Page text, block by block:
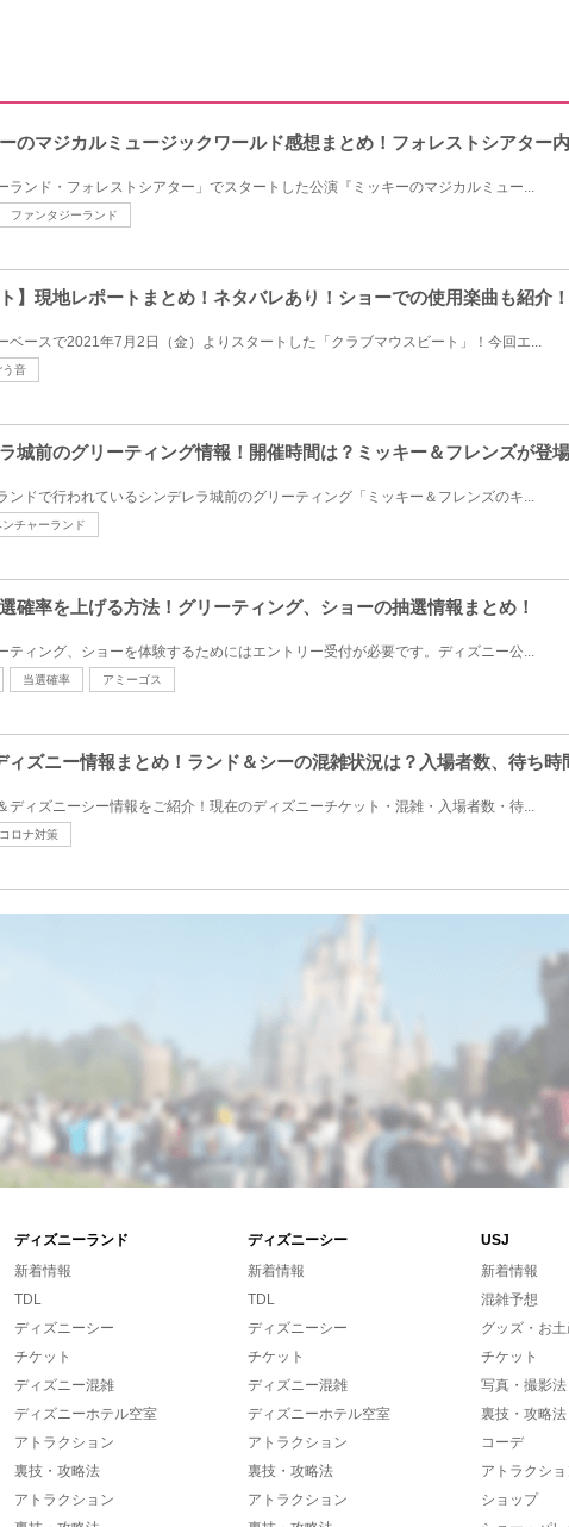
のマジカルミュージックワールド感想まとめ！フォレストシアター
ランド・フォレストシアター」でスタートした公演『ミッキーのマジカルミュー...
ファンタジーランド
】現地レポートまとめ！ネタバレあり！ショーでの使用楽曲も紹介！
ベースで2021年7月2日（金）よりスタートした「クラブマウスビート」！今回エ...
う音
城前のグリーティング情報！開催時間は？ミッキー＆フレンズが登場
ンドで行われているシンデレラ城前のグリーティング「ミッキー＆フレンズのキ...
ンチャーランド
確率を上げる方法！グリーティング、ショーの抽選情報まとめ！
ティング、ショーを体験するためにはエントリー受付が必要です。ディズニー公...
当選確率 アミーゴス
ィズニー情報まとめ！ランド＆シーの混雑状況は？入場者数、待ち
ディズニーシー情報をご紹介！現在のディズニーチケット・混雑・入場者数・待...
コロナ対策
ディズニーランド ディズニーシー
USJ
新着情報
TDL
ディズニーシー
チケット
ディズニー混雑
ディズニーホテル空室
アトラクション
裏技・攻略法
アトラクション
新着情報
TDL
ディズニーシー
チケット
ディズニー混雑
ディズニーホテル空室
アトラクション
裏技・攻略法
アトラクション
新着情報
混雑予想
グッズ・お
チケット
写真・撮影法
裏技・攻略法
コーデ
アトラクショ
ショップ